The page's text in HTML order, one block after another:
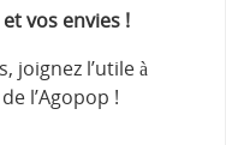
vos envies !
joignez l’utile à
l’Agopop !